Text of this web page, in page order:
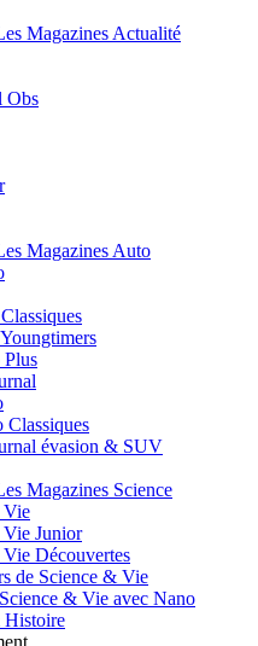
Magazines Actualité
Obs
Magazines Auto
Classiques
évasion & SUV
Magazines Science
Vie
Junior
Découvertes
de Science & Vie
& Vie avec Nano
Histoire